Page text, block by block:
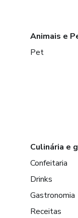
Animais e
Pet
Culinária e
Confeitaria
Drinks
Gastronomia
Receitas